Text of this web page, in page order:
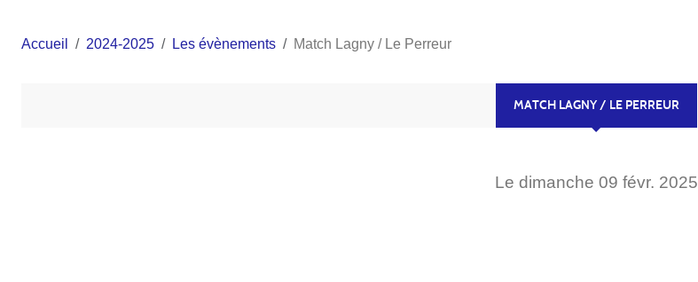
Accueil 2024-2025 Les évènements Match Lagny / Le Perreur
MATCH LAGNY / LE PERREUR
Le dimanche 09 févr. 2025